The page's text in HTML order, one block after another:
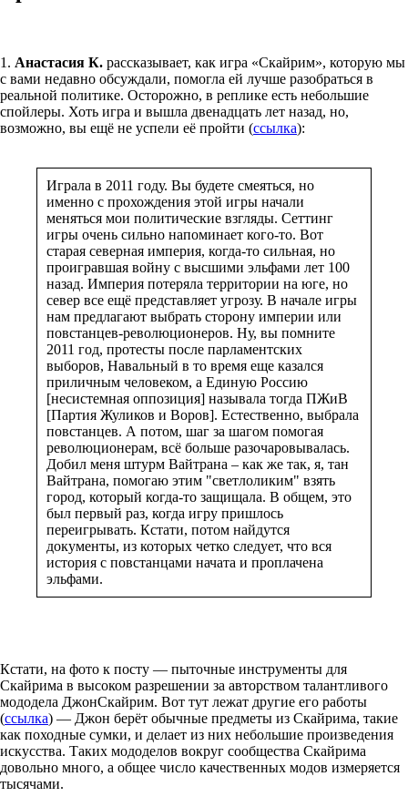
1. Анастасия К. рассказывает, как игра «Скайрим», которую мы
с вами недавно обсуждали, помогла ей лучше разобраться в
реальной политике. Осторожно, в реплике есть небольшие
спойлеры. Хоть игра и вышла двенадцать лет назад, но,
возможно, вы ещё не успели её пройти (ссылка):
Играла в 2011 году. Вы будете смеяться, но
именно с прохождения этой игры начали
меняться мои политические взгляды. Сеттинг
игры очень сильно напоминает кого-то. Вот
старая северная империя, когда-то сильная, но
проигравшая войну с высшими эльфами лет 100
назад. Империя потеряла территории на юге, но
север все ещё представляет угрозу. В начале игры
нам предлагают выбрать сторону империи или
повстанцев-революционеров. Ну, вы помните
2011 год, протесты после парламентских
выборов, Навальный в то время еще казался
приличным человеком, а Единую Россию
[несистемная оппозиция] называла тогда ПЖиВ
[Партия Жуликов и Воров]. Естественно, выбрала
повстанцев. А потом, шаг за шагом помогая
революционерам, всё больше разочаровывалась.
Добил меня штурм Вайтрана – как же так, я, тан
Вайтрана, помогаю этим "светлоликим" взять
город, который когда-то защищала. В общем, это
был первый раз, когда игру пришлось
переигрывать. Кстати, потом найдутся
документы, из которых четко следует, что вся
история с повстанцами начата и проплачена
эльфами.
Кстати, на фото к посту — пыточные инструменты для
Скайрима в высоком разрешении за авторством талантливого
мододела ДжонСкайрим. Вот тут лежат другие его работы
(ссылка) — Джон берёт обычные предметы из Скайрима, такие
как походные сумки, и делает из них небольшие произведения
искусства. Таких мододелов вокруг сообщества Скайрима
довольно много, а общее число качественных модов измеряется
тысячами.